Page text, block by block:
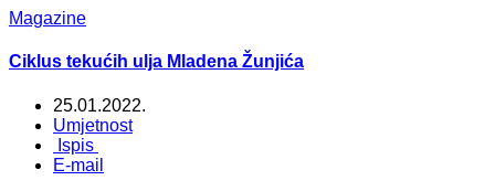
Magazine
Ciklus tekućih ulja Mladena Žunjića
25.01.2022.
Umjetnost
Ispis
E-mail